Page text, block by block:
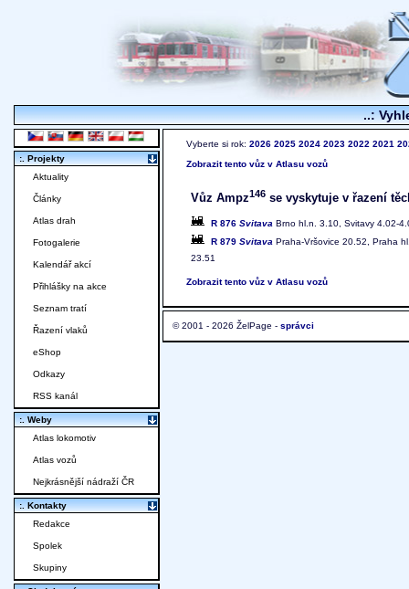
..:
Vyberte si rok: 2026 2025 2024 2023 2022 2021
Zobrazit tento vůz v Atlasu vozů
Vůz Ampz146 se vyskytuje v řazení
R 876 Svitava Brno hl.n. 3.10, Svitavy 4.02-
R 879 Svitava Praha-Vršovice 20.52, Praha
23.51
Zobrazit tento vůz v Atlasu vozů
© 2001 - 2026 ŽelPage - správci
:. Projekty
Aktuality
Články
Atlas drah
Fotogalerie
Kalendář akcí
Přihlášky na akce
Seznam tratí
Řazení vlaků
eShop
Odkazy
RSS kanál
:. Weby
Atlas lokomotiv
Atlas vozů
Nejkrásnější nádraží ČR
:. Kontakty
Redakce
Spolek
Skupiny